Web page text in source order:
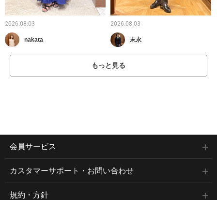
2026.08.03
nakata
2026.08.03
末永
もっと見る
会員サービス
カスタマーサポート・お問い合わせ
規約・方針